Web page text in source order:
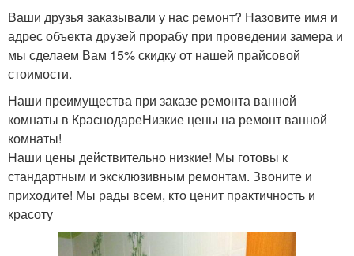
Ваши друзья заказывали у нас ремонт? Назовите имя и
адрес объекта друзей прорабу при проведении замера и
мы сделаем Вам 15% скидку от нашей прайсовой
стоимости.
Наши преимущества при заказе ремонта ванной
комнаты в КраснодареНизкие цены на ремонт ванной
комнаты!
Наши цены действительно низкие! Мы готовы к
стандартным и эксклюзивным ремонтам. Звоните и
приходите! Мы рады всем, кто ценит практичность и
красоту